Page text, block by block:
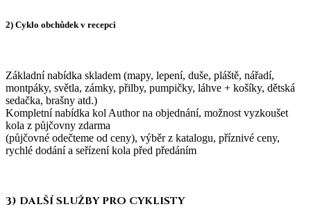
2) Cyklo obchůdek v recepci
Základní nabídka skladem (mapy, lepení, duše, pláště, nářadí,
montpáky, světla, zámky, přilby, pumpičky, láhve + košíky, dětská
sedačka, brašny atd.)
Kompletní nabídka kol Author na objednání, možnost vyzkoušet
kola z půjčovny zdarma
(půjčovné odečteme od ceny), výběr z katalogu, příznivé ceny,
rychlé dodání a seřízení kola před předáním
3) DALŠÍ SLUŽBY PRO CYKLISTY